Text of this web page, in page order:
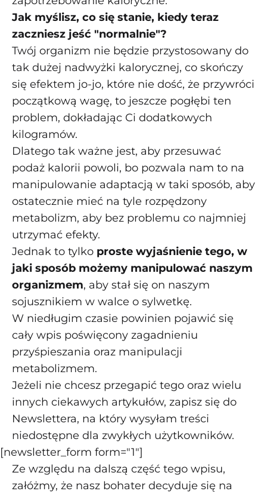
Jak myślisz, co się stanie, kiedy teraz
zaczniesz jeść "normalnie"?
Twój organizm nie będzie przystosowany do
tak dużej nadwyżki kalorycznej, co skończy
się efektem jo-jo, które nie dość, że przywróci
początkową wagę, to jeszcze pogłębi ten
problem, dokładając Ci dodatkowych
kilogramów.
Dlatego tak ważne jest, aby przesuwać
podaż kalorii powoli, bo pozwala nam to na
manipulowanie adaptacją w taki sposób, aby
ostatecznie mieć na tyle rozpędzony
metabolizm, aby bez problemu co najmniej
utrzymać efekty.
Jednak to tylko proste wyjaśnienie tego, w
jaki sposób możemy manipulować naszym
organizmem, aby stał się on naszym
sojusznikiem w walce o sylwetkę.
W niedługim czasie powinien pojawić się
cały wpis poświęcony zagadnieniu
przyśpieszania oraz manipulacji
metabolizmem.
Jeżeli nie chcesz przegapić tego oraz wielu
innych ciekawych artykułów, zapisz się do
Newslettera, na który wysyłam treści
niedostępne dla zwykłych użytkowników.
[newsletter_form form="1"]
Ze względu na dalszą część tego wpisu,
załóżmy, że nasz bohater decyduje się na